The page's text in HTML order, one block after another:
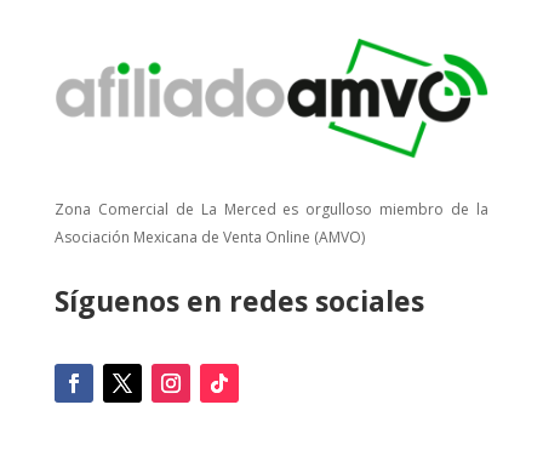
Zona Comercial de La Merced es orgulloso miembro de la
Asociación Mexicana de Venta Online (AMVO)
Síguenos en redes sociales